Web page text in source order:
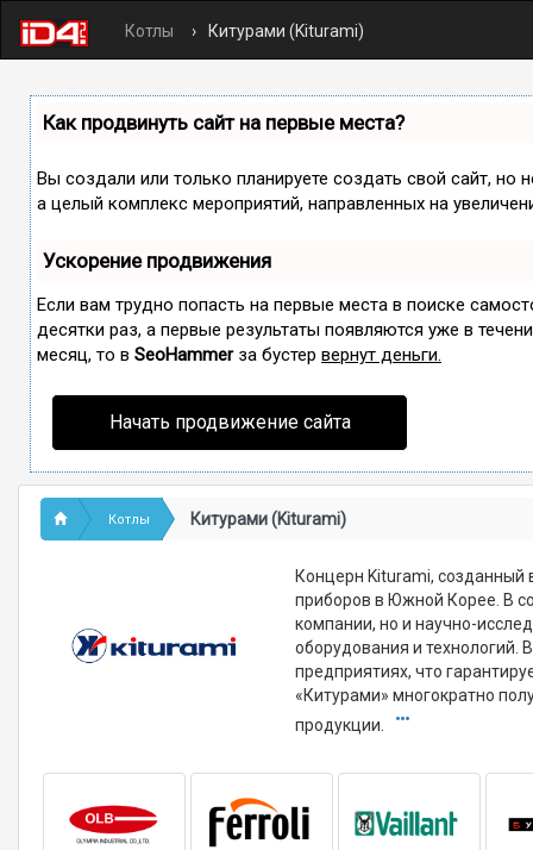
Котлы Китурами (Kiturami)
Как продвинуть сайт на первые места?
Вы создали или только планируете создать свой сайт, но
а целый комплекс мероприятий, направленных на
Ускорение продвижения
Если вам трудно попасть на первые места в поиске
десятки раз, а первые результаты появляются уже в
месяц, то в SeoHammerза бустер вернут деньги.
Начать продвижение сайта
Котлы Китурами (Kiturami)
Концерн Kiturami, созданный
приборов в Южной Корее. В
компании, но и научно-
оборудования и технологий.
предприятиях, что
«Китурами» многократно
продукции.